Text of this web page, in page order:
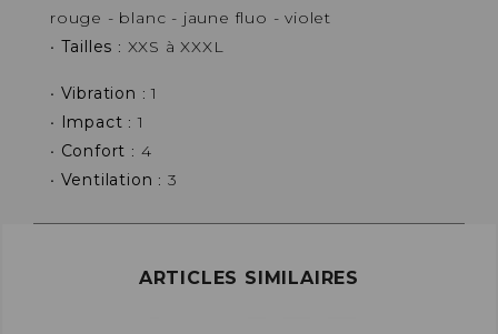
rouge - blanc - jaune fluo - violet
• Tailles : XXS à XXXL
• Vibration : 1
• Impact : 1
• Confort : 4
• Ventilation : 3
ARTICLES SIMILAIRES